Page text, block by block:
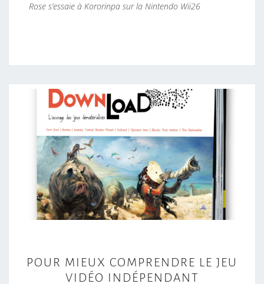
Rose s’essaie à Kororinpa sur la Nintendo Wii26
O
POUR MIEUX COMPRENDRE LE JEU
VIDÉO INDÉPENDANT